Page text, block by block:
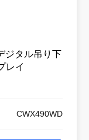
ジタル吊り下
レイ
CWX490WD